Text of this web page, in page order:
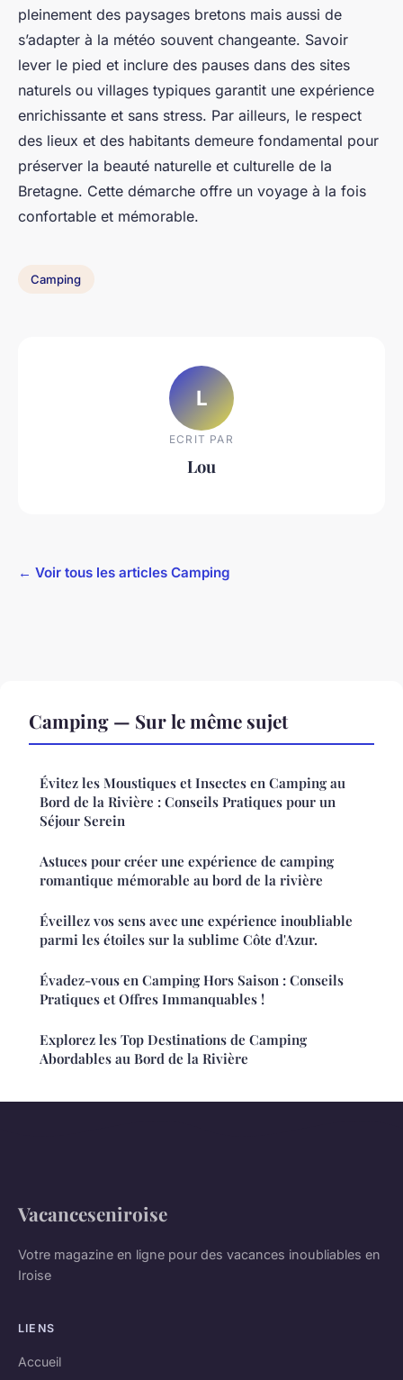
pleinement des paysages bretons mais aussi de
s’adapter à la météo souvent changeante. Savoir
lever le pied et inclure des pauses dans des sites
naturels ou villages typiques garantit une expérience
enrichissante et sans stress. Par ailleurs, le respect
des lieux et des habitants demeure fondamental pour
préserver la beauté naturelle et culturelle de la
Bretagne. Cette démarche offre un voyage à la fois
confortable et mémorable.
Camping
L
ECRIT PAR
Lou
← Voir tous les articles Camping
Camping — Sur le même sujet
Évitez les Moustiques et Insectes en Camping au
Bord de la Rivière : Conseils Pratiques pour un
Séjour Serein
Astuces pour créer une expérience de camping
romantique mémorable au bord de la rivière
Éveillez vos sens avec une expérience inoubliable
parmi les étoiles sur la sublime Côte d'Azur.
Évadez-vous en Camping Hors Saison : Conseils
Pratiques et Offres Immanquables !
Explorez les Top Destinations de Camping
Abordables au Bord de la Rivière
Vacanceseniroise
Votre magazine en ligne pour des vacances inoubliables en
Iroise
LIENS
Accueil